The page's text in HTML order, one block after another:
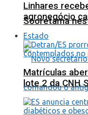
Sooretama
Linhares
agronegócio
Estado
Matrículas
lote 2 da CNH